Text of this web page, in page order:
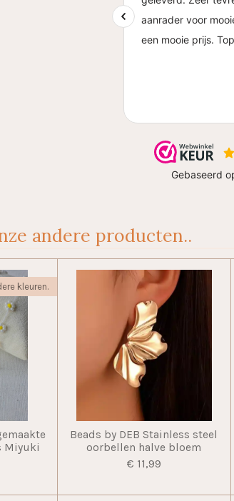
andere producten..
kleuren.
Miyuki
Beads by DEB Stainless steel
oorbellen halve bloem
€ 11,99